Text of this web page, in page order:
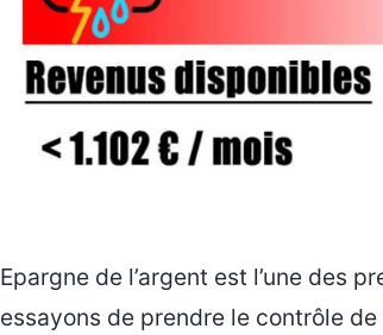
Epargne de l’argent est l’une des
essayons de prendre le contrôle